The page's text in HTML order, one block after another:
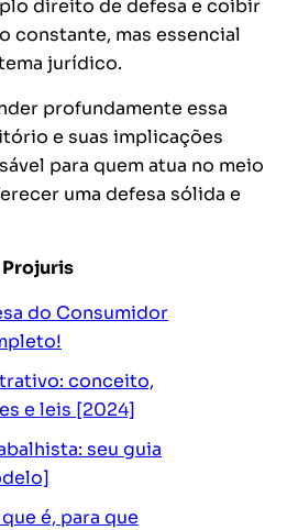
direito de defesa e coibir
constante, mas essencial
jurídico.
profundamente essa
e suas implicações
para quem atua no meio
uma defesa sólida e
do Consumidor
conceito,
e leis [2024]
seu guia
é, para que